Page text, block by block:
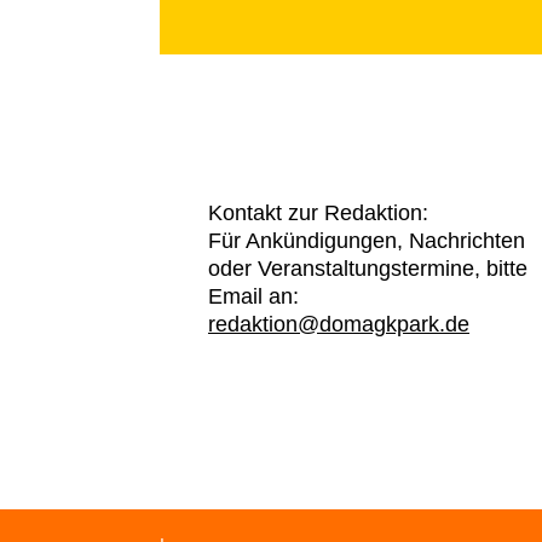
Kontakt zur Redaktion:
Für Ankündigungen, Nachrichten
oder Veranstaltungstermine, bitte
Email an:
redaktion@domagkpark.de